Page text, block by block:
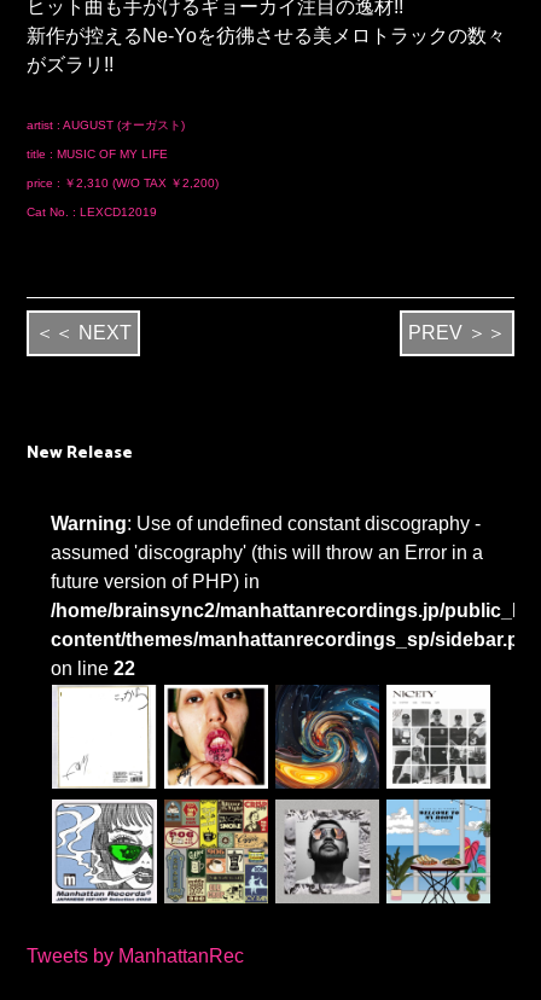
ヒット曲も手がけるギョーカイ注目の逸材!!
新作が控えるNe-Yoを彷彿させる美メロトラックの数々
がズラリ!!
artist : AUGUST (オーガスト)
title : MUSIC OF MY LIFE
price : ￥2,310 (W/O TAX ￥2,200)
Cat No. : LEXCD12019
＜＜ NEXT PREV ＞＞
New Release
Warning: Use of undefined constant discography -
assumed 'discography' (this will throw an Error in a
future version of PHP) in
/home/brainsync2/manhattanrecordings.jp/
content/themes/manhattanrecordings_sp/
on line22
Tweets by ManhattanRec